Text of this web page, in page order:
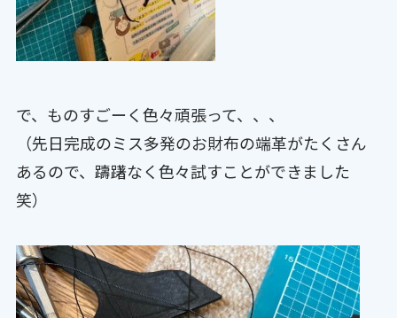
で、ものすごーく色々頑張って、、、
（先日完成のミス多発のお財布の端革がたくさん
あるので、躊躇なく色々試すことができました
笑）